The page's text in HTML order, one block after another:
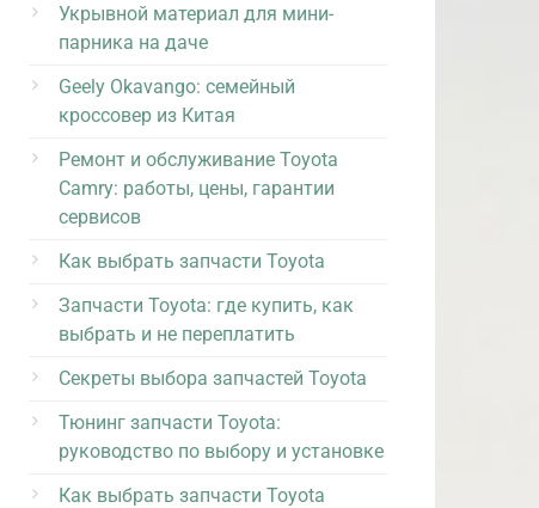
Укрывной материал для мини-
парника на даче
Geely Okavango: семейный
кроссовер из Китая
Ремонт и обслуживание Toyota
Camry: работы, цены, гарантии
сервисов
Как выбрать запчасти Toyota
Запчасти Toyota: где купить, как
выбрать и не переплатить
Секреты выбора запчастей Toyota
Тюнинг запчасти Toyota:
руководство по выбору и установке
Как выбрать запчасти Toyota